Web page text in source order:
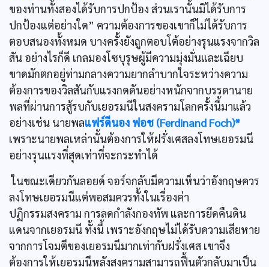
ของท่านทั้งสองได้รับการปกป้อง ส่วนเรานั้นมิได้รับการ
ปกป้องแต่อย่างใด” ความต้องการของเขาก็ไม่ได้รับการ
ตอบสนองทั้งหมด บางครั้งยังถูกตอบโต้อย่างรุนแรงจากวิล
สัน อย่างไรก็ดี เกลมองโซบุรุษผู้มีความมุ่งมั่นและเฉียบ
ขาดมักตกอยู่ท่ามกลางความยากลำบากใจระหว่างความ
ต้องการของวิลสันกับแรงกดดันอย่างหนักจากบรรดานาย
พลที่ผ่านการสู้รบกับเยอรมนีในสงครามโลกครั้งนี้มาแล้ว
อย่างเช่น นายพลแฟร์ดีนอง ฟอช (Ferdinand Foch)*
เพราะนายพลเหล่านั้นต้องการให้ฝรั่งเศสลงโทษเยอรมนี
อย่างรุนแรงที่สุดเท่าที่จะกระทำได้
ในขณะเดียวกันลอยด์ จอร์จกลับมีความเห็นว่าอังกฤษควร
ลงโทษเยอรมนีแต่พอสมควรทั้งในเรื่องค่า
ปฏิกรรมสงคราม การลดกำลังกองทัพ และการยึดคืนดิน
แดนจากเยอรมนี ทั้งนี้ เพราะอังกฤษไม่ได้รับความเสียหาย
จากการโจมตีของเยอรมนีมากเท่ากับฝรั่งเศส เขาจึง
ต้องการให้เยอรมนีหลังสงครามสามารถฟื้นตัวกลับมาเป็น